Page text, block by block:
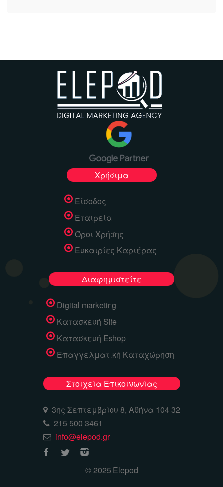
Χρήσιμα
Είσοδος
Εταιρεία
Όροι Χρήσης
Ευκαιρίες Καριέρας
Διαφημιστείτε
Digital marketing
Κατασκευή Site
Κατασκευή Eshop
Επαγγελματική Καταχώρηση
Στοιχεία Επικοινωνίας
3ης Σεπτεμβρίου 8, Αθήνα 104 32
215 500 3461
info@elepod.gr
© 2025 Elepod